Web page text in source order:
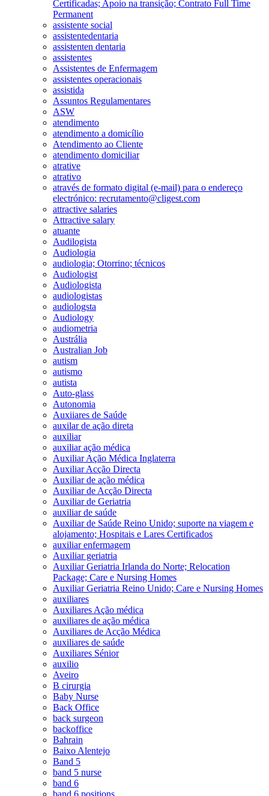
Certificadas; Apoio na transição; Contrato Full Time
Permanent
assistente social
assistentedentaria
assistenten dentaria
assistentes
Assistentes de Enfermagem
assistentes operacionais
assistida
Assuntos Regulamentares
ASW
atendimento
atendimento a domicílio
Atendimento ao Cliente
atendimento domiciliar
atrative
atrativo
através de formato digital (e-mail) para o endereço
electrónico: recrutamento@cligest.com
attractive salaries
Attractive salary
atuante
Audilogista
Audiologia
audiologia; Otorrino; técnicos
Audiologist
Audiologista
audiologistas
audiologsta
Audiology
audiometria
Austrália
Australian Job
autism
autismo
autista
Auto-glass
Autonomia
Auxiiares de Saúde
auxilar de ação direta
auxiliar
auxiliar ação médica
Auxiliar Ação Médica Inglaterra
Auxiliar Acção Directa
Auxiliar de ação médica
Auxiliar de Acção Directa
Auxiliar de Geriatria
auxiliar de saúde
Auxiliar de Saúde Reino Unido; suporte na viagem e
alojamento; Hospitais e Lares Certificados
auxiliar enfermagem
Auxiliar geriatria
Auxiliar Geriatria Irlanda do Norte; Relocation
Package; Care e Nursing Homes
Auxiliar Geriatria Reino Unido; Care e Nursing Homes
auxiliares
Auxiliares Ação médica
auxiliares de ação médica
Auxiliares de Acção Médica
auxiliares de saúde
Auxiliares Sénior
auxilio
Aveiro
B cirurgia
Baby Nurse
Back Office
back surgeon
backoffice
Bahrain
Baixo Alentejo
Band 5
band 5 nurse
band 6
band 6 positions